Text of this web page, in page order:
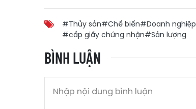
#Thủy sản#Chế biến#Doanh nghiệp
#cấp giấy chứng nhận#Sản lượng
BÌNH LUẬN